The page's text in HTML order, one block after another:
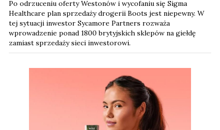
Po odrzuceniu oferty Westonów i wycofaniu się Sigma
Healthcare plan sprzedaży drogerii Boots jest niepewny. W
tej sytuacji inwestor Sycamore Partners rozważa
wprowadzenie ponad 1800 brytyjskich sklepów na giełdę
zamiast sprzedaży sieci inwestorowi.